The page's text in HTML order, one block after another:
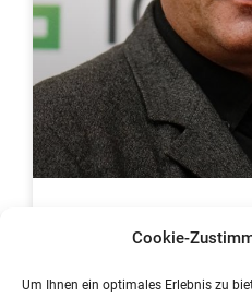
Cookie-
Um Ihnen ein optimales Erlebnis zu
Schulelternbrief
[pdf id=’55321′]